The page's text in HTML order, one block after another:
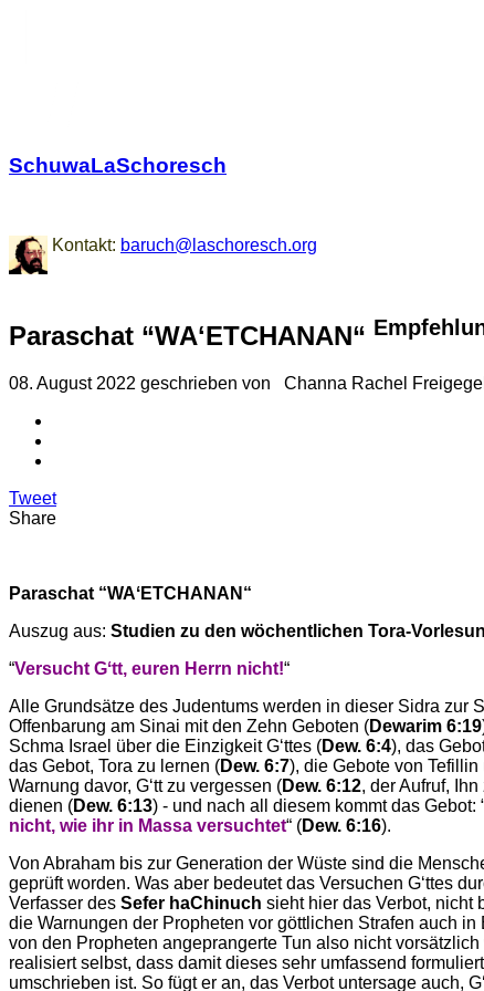
SchuwaLaSchoresch
Kontakt: baruch@laschoresch.org
Paraschat “WAʻETCHANAN“
08. August 2022 geschrieben von Channa Rachel
Tweet
Share
Paraschat “WAʻETCHANAN“
Auszug aus: Studien zu den wöchentlichen Tora-
“Versucht Gʻtt, euren Herrn nicht!“
Alle Grundsätze des Judentums werden in dieser Sidra zur
Offenbarung am Sinai mit den Zehn Geboten (Dewarim 6:19
Schma Israel über die Einzigkeit Gʻttes (Dew. 6:4), das
das Gebot, Tora zu lernen (Dew. 6:7), die Gebote von Tefillin
Warnung davor, Gʻtt zu vergessen (Dew. 6:12, der Aufruf,
dienen (Dew. 6:13) - und nach all diesem kommt das Gebot:
nicht, wie ihr in Massa versuchtet“ (Dew. 6:16).
Von Abraham bis zur Generation der Wüste sind die
geprüft worden. Was aber bedeutet das Versuchen Gʻttes
Verfasser des Sefer haChinuch sieht hier das Verbot, nicht
die Warnungen der Propheten vor göttlichen Strafen auch
von den Propheten angeprangerte Tun also nicht
realisiert selbst, dass damit dieses sehr umfassend
umschrieben ist. So fügt er an, das Verbot untersage auch,